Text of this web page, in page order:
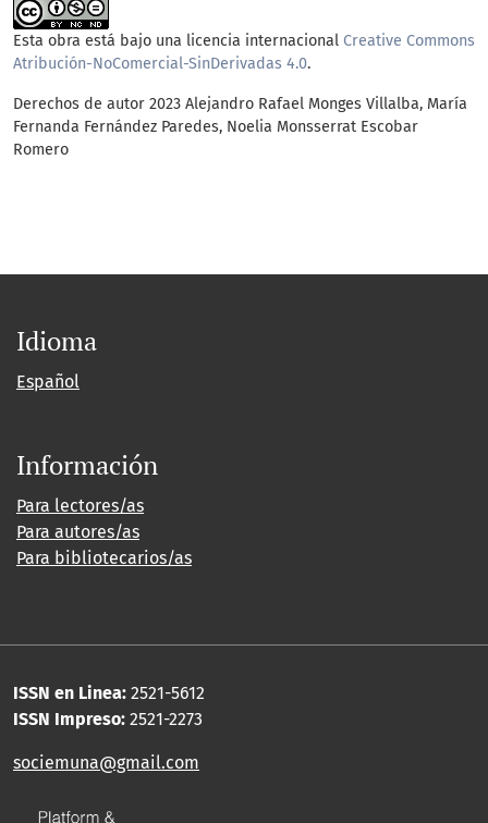
Esta obra está bajo una licencia internacional Creative Commons
Atribución-NoComercial-SinDerivadas 4.0.
Derechos de autor 2023 Alejandro Rafael Monges Villalba, María
Fernanda Fernández Paredes, Noelia Monsserrat Escobar
Romero
Idioma
Español
Información
Para lectores/as
Para autores/as
Para bibliotecarios/as
ISSN en Linea: 2521-5612
ISSN Impreso: 2521-2273
sociemuna@gmail.com